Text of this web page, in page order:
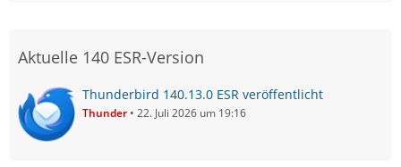
Aktuelle 140 ESR-Version
Thunderbird 140.13.0 ESR veröffentlicht
Thunder 22. Juli 2026 um 19:16